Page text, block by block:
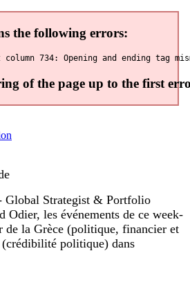
Global Strategist & Portfolio
Odier, les événements de ce week-
de la Grèce (politique, financier et
politique) dans